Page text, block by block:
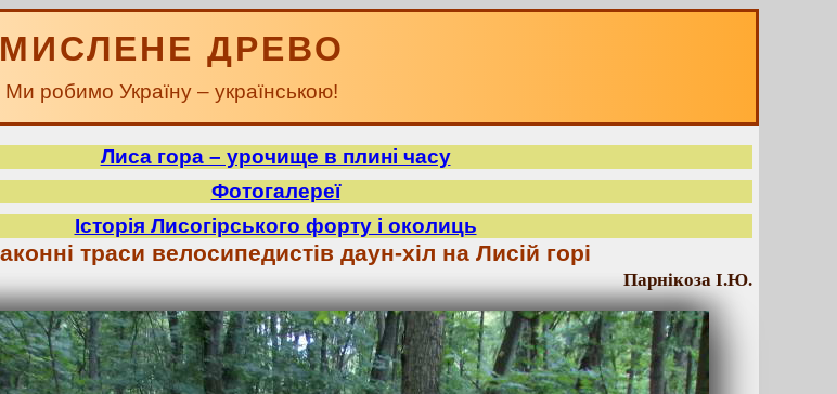
МИСЛЕНЕ ДРЕВО
Ми робимо Україну – українською!
Лиса гора – урочище в плині часу
Фотогалереї
Історія Лисогірського форту і околиць
траси велосипедистів даун-хіл на Лисій горі
Парнікоза І.Ю.